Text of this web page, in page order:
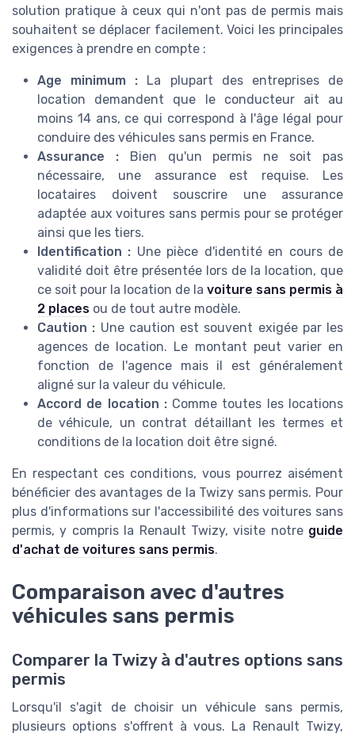
solution pratique à ceux qui n'ont pas de permis mais
souhaitent se déplacer facilement. Voici les principales
exigences à prendre en compte :
Age minimum : La plupart des entreprises de
location demandent que le conducteur ait au
moins 14 ans, ce qui correspond à l'âge légal pour
conduire des véhicules sans permis en France.
Assurance :Bien qu'un permis ne soit pas
nécessaire, une assurance est requise. Les
locataires doivent souscrire une assurance
adaptée aux voitures sans permis pour se protéger
ainsi que les tiers.
Identification : Une pièce d'identité en cours de
validité doit être présentée lors de la location, que
ce soit pour la location de la voiture sans permis à
2 places ou de tout autre modèle.
Caution : Une caution est souvent exigée par les
agences de location. Le montant peut varier en
fonction de l'agence mais il est généralement
aligné sur la valeur du véhicule.
Accord de location :Comme toutes les locations
de véhicule, un contrat détaillant les termes et
conditions de la location doit être signé.
En respectant ces conditions, vous pourrez aisément
bénéficier des avantages de la Twizy sans permis. Pour
plus d'informations sur l'accessibilité des voitures sans
permis, y compris la Renault Twizy, visite notre guide
d'achat de voitures sans permis.
Comparaison avec d'autres
véhicules sans permis
Comparer la Twizy à d'autres options sans
permis
Lorsqu'il s'agit de choisir un véhicule sans permis,
plusieurs options s'offrent à vous. La Renault Twizy,